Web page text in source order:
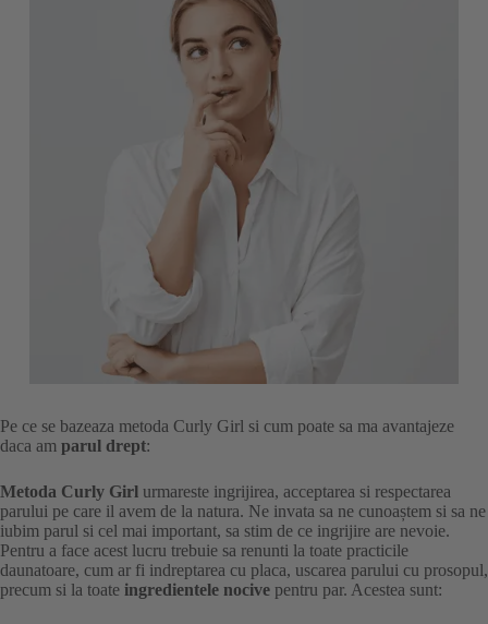
Pe ce se bazeaza metoda Curly Girl si cum poate sa ma avantajeze
daca am parul drept:
Metoda Curly Girl urmareste ingrijirea, acceptarea si respectarea
parului pe care il avem de la natura. Ne invata sa ne cunoaștem si sa ne
iubim parul si cel mai important, sa stim de ce ingrijire are nevoie.
Pentru a face acest lucru trebuie sa renunti la toate practicile
daunatoare, cum ar fi indreptarea cu placa, uscarea parului cu prosopul,
precum si la toate ingredientele nocive pentru par. Acestea sunt: